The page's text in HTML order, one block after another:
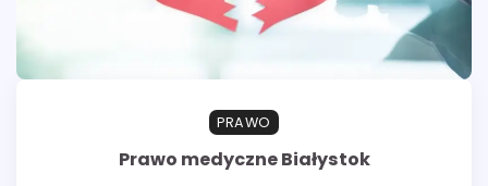
PRAWO
Prawo medyczne Białystok